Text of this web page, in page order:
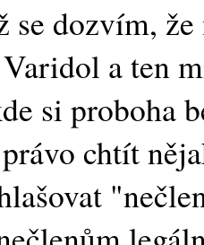
se dozvím,
a ten
si proboha
chtít